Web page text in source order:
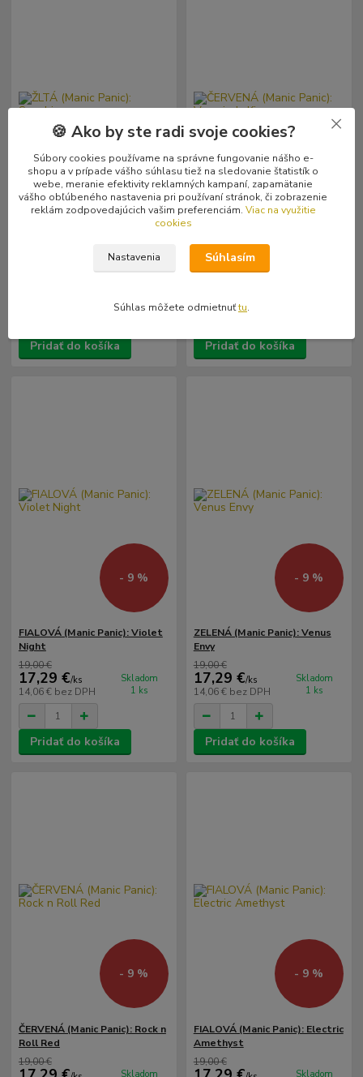
- 9 %
Pridať do košíka
- 9 %
Vampire's Kiss
19,00 €
Pridať do košíka
- 9 %
FIALOVÁ (Manic Panic): Violet
Night
19,00 €
17,29 €/ks
14,06 € bez DPH
Skladom
1 ks
Pridať do košíka
- 9 %
ZELENÁ (Manic Panic): Venus
Envy
19,00 €
17,29 €/ks
14,06 € bez DPH
Skladom
1 ks
Pridať do košíka
- 9 %
ČERVENÁ (Manic Panic): Rock n
Roll Red
19,00 €
Skladom
- 9 %
FIALOVÁ (Manic Panic): Electric
Amethyst
19,00 €
Skladom
🍪 Ako by ste radi svoje cookies?
Súbory cookies používame na správne fungovanie nášho e-
shopu a v prípade vášho súhlasu tiež na sledovanie štatistík o
webe, meranie efektivity reklamných kampaní, zapamätanie
vášho obľúbeného nastavenia pri používaní stránok, či zobrazenie
reklám zodpovedajúcich vašim preferenciám. Viac na využitie
cookies
Nastavenia Súhlasím
Súhlas môžete odmietnuťtu.